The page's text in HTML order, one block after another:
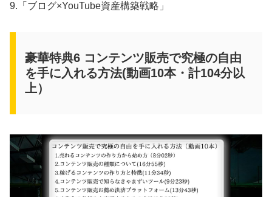
9.「ブログ×YouTube資産構築戦略」
豪華特典6 コンテンツ販売で究極の自由
を手に入れる方法(動画10本・計104分以
上）